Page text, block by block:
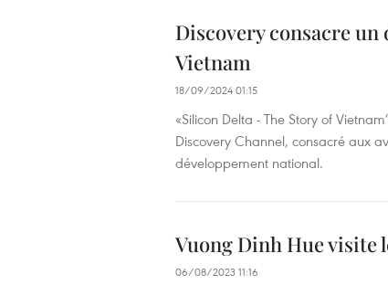
Discovery consacre
Vietnam
18/09/2024 01:15
«Silicon Delta - The Story of
Discovery Channel, consacré aux
développement national.
Vuong Dinh Hue visite
06/08/2023 11:16